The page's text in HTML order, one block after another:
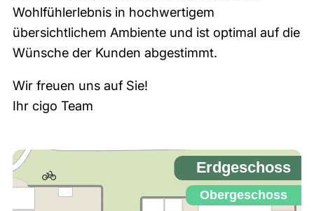
Wohlfühlerlebnis in hochwertigem
übersichtlichem Ambiente und ist optimal auf die
Wünsche der Kunden abgestimmt.
Wir freuen uns auf Sie!
Ihr cigo Team